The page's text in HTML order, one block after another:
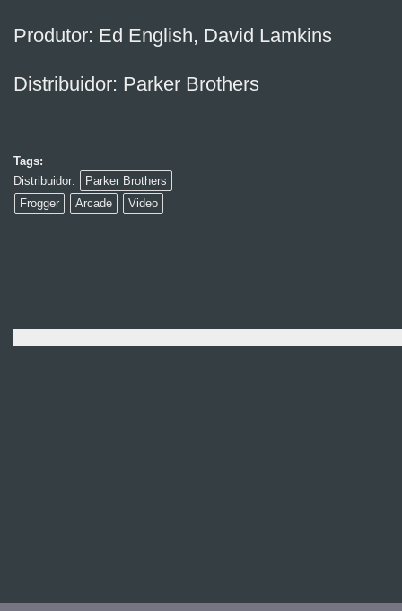
Produtor: Ed English, David Lamkins
Distribuidor: Parker Brothers
Tags:
Distribuidor:
Parker Brothers
Frogger
Arcade Video